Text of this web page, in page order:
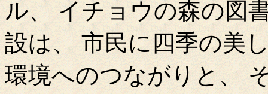
ル、 イチョウの森の図
設は、 市民に四季の美
環境へのつながりと、